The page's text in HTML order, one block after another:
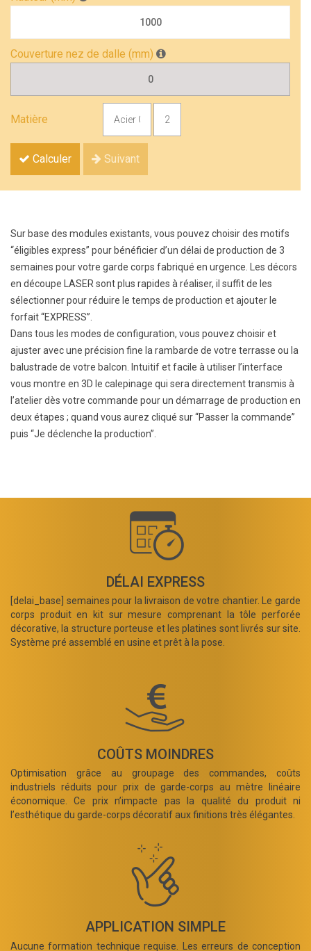
Couverture nez de dalle (mm)
Matière
Calculer Suivant
Sur base des modules existants, vous pouvez choisir des motifs
“éligibles express” pour bénéficier d’un délai de production de 3
semaines pour votre garde corps fabriqué en urgence. Les décors
en découpe LASER sont plus rapides à réaliser, il suffit de les
sélectionner pour réduire le temps de production et ajouter le
forfait “EXPRESS”.
Dans tous les modes de configuration, vous pouvez choisir et
ajuster avec une précision fine la rambarde de votre terrasse ou la
balustrade de votre balcon. Intuitif et facile à utiliser l’interface
vous montre en 3D le calepinage qui sera directement transmis à
l’atelier dès votre commande pour un démarrage de production en
deux étapes ; quand vous aurez cliqué sur “Passer la commande”
puis “Je déclenche la production”.
DÉLAI EXPRESS
[delai_base] semaines pour la livraison de votre chantier. Le garde
corps produit en kit sur mesure comprenant la tôle perforée
décorative, la structure porteuse et les platines sont livrés sur site.
Système pré assemblé en usine et prêt à la pose.
COÛTS MOINDRES
Optimisation grâce au groupage des commandes, coûts
industriels réduits pour prix de garde-corps au mètre linéaire
économique. Ce prix n’impacte pas la qualité du produit ni
l’esthétique du garde-corps décoratif aux finitions très élégantes.
APPLICATION SIMPLE
Aucune formation technique requise. Les erreurs de conception